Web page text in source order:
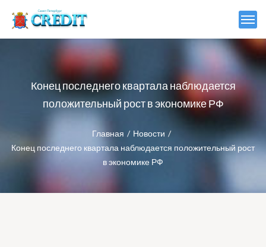
Конец последнего квартала наблюдается
положительный рост в экономике РФ
Главная
Новости
Конец последнего квартала наблюдается положительный рост
в экономике РФ